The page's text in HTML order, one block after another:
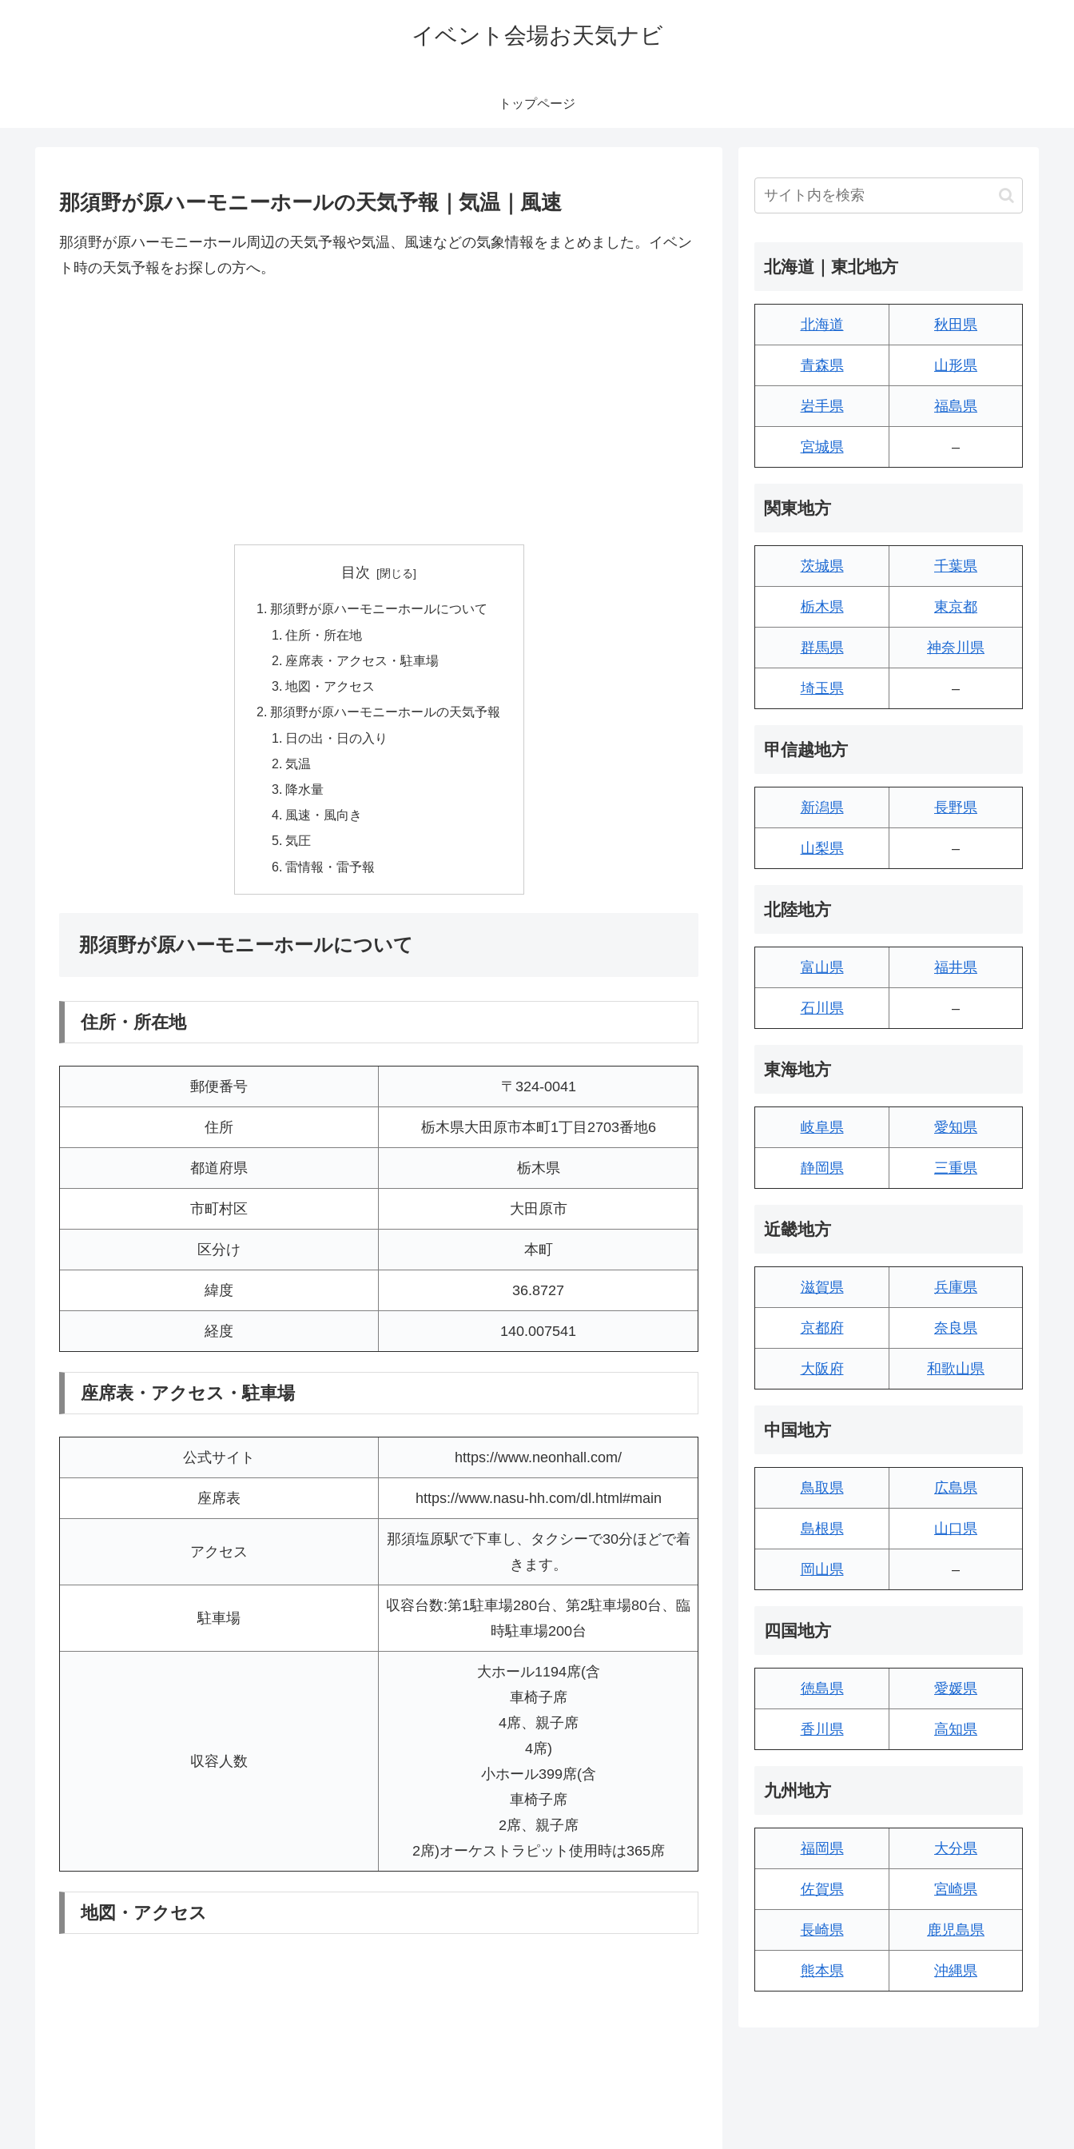
イベント会場お天気ナビ
トップページ
那須野が原ハーモニーホールの天気予報｜気温｜風速
那須野が原ハーモニーホール周辺の天気予報や気温、風速などの気象情報をまとめました。イベン
ト時の天気予報をお探しの方へ。
目次
那須野が原ハーモニーホールについて
住所・所在地
座席表・アクセス・駐車場
地図・アクセス
那須野が原ハーモニーホールの天気予報
日の出・日の入り
気温
降水量
風速・風向き
気圧
雷情報・雷予報
那須野が原ハーモニーホールについて
住所・所在地
郵便番号 〒324-0041
住所 栃木県大田原市本町1丁目2703番地6
都道府県 栃木県
市町村区 大田原市
区分け 本町
緯度 36.8727
経度 140.007541
座席表・アクセス・駐車場
公式サイト https://www.neonhall.com/
座席表 https://www.nasu-hh.com/dl.html#main
アクセス
那須塩原駅で下車し、タクシーで30分ほどで着
きます。
駐車場
収容台数:第1駐車場280台、第2駐車場80台、臨
時駐車場200台
収容人数
大ホール1194席(含
車椅子席
4席、親子席
4席)
小ホール399席(含
車椅子席
2席、親子席
2席)オーケストラピット使用時は365席
地図・アクセス
北海道｜東北地方
北海道 秋田県
青森県 山形県
岩手県 福島県
宮城県 –
関東地方
茨城県 千葉県
栃木県 東京都
群馬県 神奈川県
埼玉県 –
甲信越地方
新潟県 長野県
山梨県 –
北陸地方
富山県 福井県
石川県 –
東海地方
岐阜県 愛知県
静岡県 三重県
近畿地方
滋賀県 兵庫県
京都府 奈良県
大阪府 和歌山県
中国地方
鳥取県 広島県
島根県 山口県
岡山県 –
四国地方
徳島県 愛媛県
香川県 高知県
九州地方
福岡県 大分県
佐賀県 宮崎県
長崎県 鹿児島県
熊本県 沖縄県